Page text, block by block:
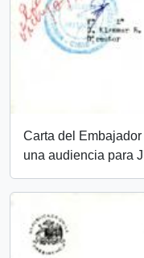
Carta del
una audiencia para